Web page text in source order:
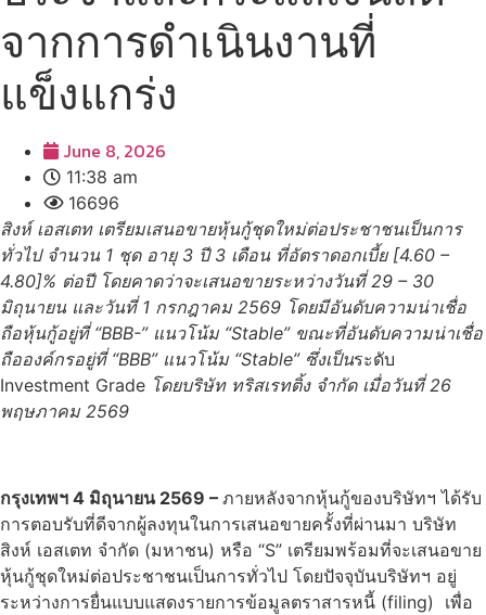
จากการดำเนินงานที่
แข็งแกร่ง
June 8, 2026
11:38 am
16696
สิงห์ เอสเตท เตรียมเสนอขายหุ้นกู้ชุดใหม่ต่อประชาชนเป็นการ
ทั่วไป จำนวน 1 ชุด อายุ 3 ปี 3 เดือน ที่อัตราดอกเบี้ย [4.60 –
4.80]% ต่อปี โดยคาดว่าจะเสนอขายระหว่างวันที่ 29 – 30
มิถุนายน และวันที่ 1 กรกฎาคม 2569 โดยมีอันดับความน่าเชื่อ
ถือหุ้นกู้อยู่ที่ “BBB-” แนวโน้ม “Stable” ขณะที่อันดับความน่าเชื่อ
ถือองค์กรอยู่ที่ “BBB” แนวโน้ม “Stable” ซึ่งเป็นระดับ
Investment Grade โดยบริษัท ทริสเรทติ้ง จำกัด เมื่อวันที่ 26
พฤษภาคม 2569
กรุงเทพฯ 4 มิถุนายน 2569 – ภายหลังจากหุ้นกู้ของบริษัทฯ ได้รับ
การตอบรับที่ดีจากผู้ลงทุนในการเสนอขายครั้งที่ผ่านมา บริษัท
สิงห์ เอสเตท จำกัด (มหาชน) หรือ “S” เตรียมพร้อมที่จะเสนอขาย
หุ้นกู้ชุดใหม่ต่อประชาชนเป็นการทั่วไป โดยปัจจุบันบริษัทฯ อยู่
ระหว่างการยื่นแบบแสดงรายการข้อมูลตราสารหนี้ (filing) เพื่อ